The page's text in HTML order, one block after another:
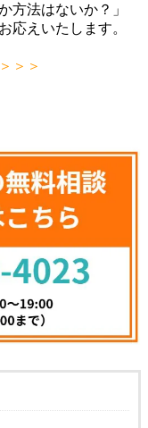
方法はないか？」
応えいたします。
＞＞